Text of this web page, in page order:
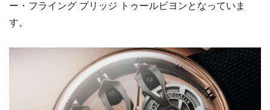
ー・フライング ブリッジ トゥールビヨンとなっていま
す。